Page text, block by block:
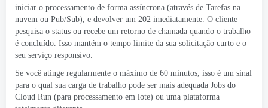
iniciar o processamento de forma assíncrona (através de Tarefas na
nuvem ou Pub/Sub), e devolver um 202 imediatamente. O cliente
pesquisa o status ou recebe um retorno de chamada quando o trabalho
é concluído. Isso mantém o tempo limite da sua solicitação curto e o
seu serviço responsivo.
Se você atinge regularmente o máximo de 60 minutos, isso é um sinal
para o qual sua carga de trabalho pode ser mais adequada Jobs do
Cloud Run (para processamento em lote) ou uma plataforma